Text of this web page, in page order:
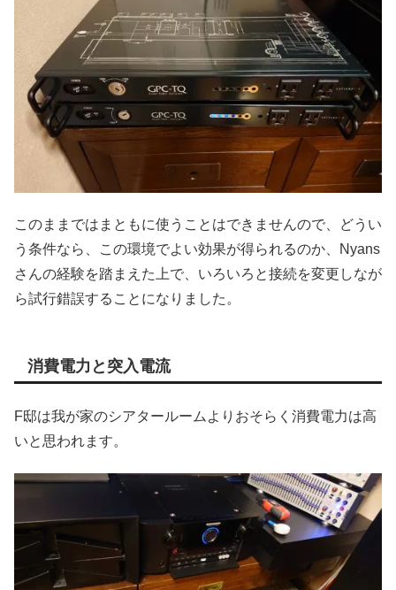
このままではまともに使うことはできませんので、どうい
う条件なら、この環境でよい効果が得られるのか、Nyans
さんの経験を踏まえた上で、いろいろと接続を変更しなが
ら試行錯誤することになりました。
消費電力と突入電流
F邸は我が家のシアタールームよりおそらく消費電力は高
いと思われます。